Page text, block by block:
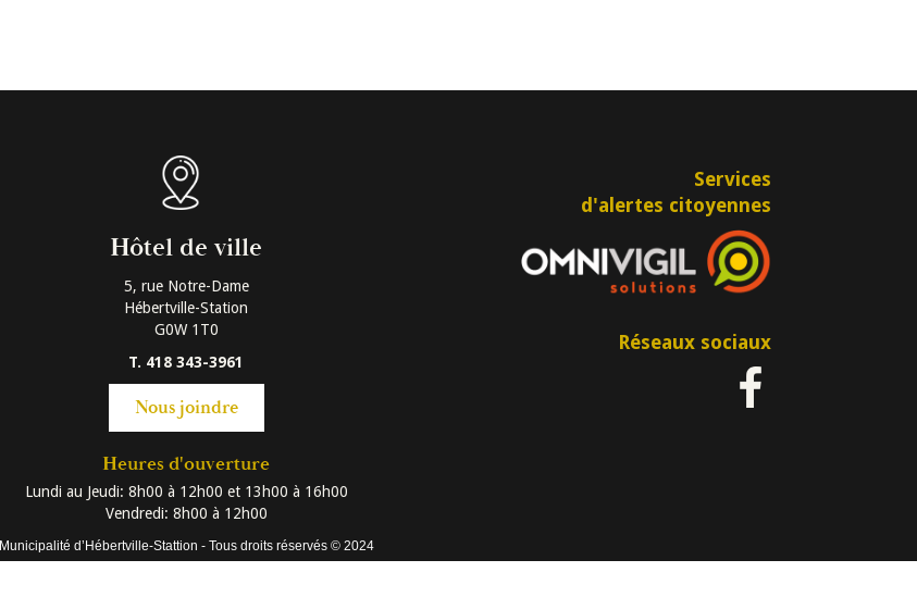
Hôtel de ville
5, rue Notre-Dame
Hébertville-Station
G0W 1T0
T. 418 343-3961
Nous joindre
Heures d'ouverture
Lundi au Jeudi: 8h00 à 12h00 et 13h00 à 16h00
Vendredi: 8h00 à 12h00
Municipalité d’Hébertville-Stattion - Tous droits réservés © 2024
Services
d'alertes citoyennes
Réseaux sociaux